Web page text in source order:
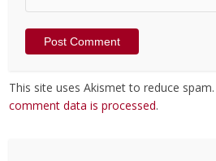
This site uses Akismet to reduce spam.
comment data is processed.